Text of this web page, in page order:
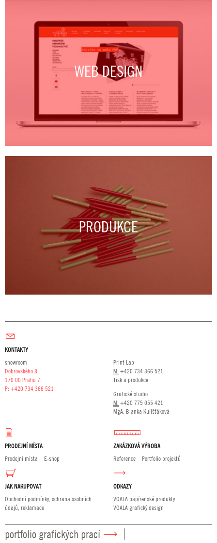
WEB DESIGN
PRODUKCE
KONTAKTY
showroom
Dobrovského 8
170 00 Praha 7
P: +420 734 366 521
Print Lab
M: +420 734 366 521
Tisk a produkce
Grafické studio
M: +420 775 055 421
MgA. Blanka Kulišťáková
PRODEJNÍ MÍSTA
Prodejní místa
E-shop
ZAKÁZKOVÁ VÝROBA
Reference
Portfolio projektů
JAK NAKUPOVAT
Obchodní podmínky, ochrana osobních
údajů, reklamace
ODKAZY
VOALA papírenské produkty
VOALA grafický design
portfolio grafických prací